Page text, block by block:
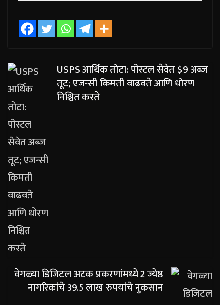
USPS आर्थिक तोटा: पोस्टल सेवेत $9 अब्ज
तूट; एजन्सी किमती वाढवते आणि धोरण
निश्चित करते
वेगळ्या डिजिटल अटक प्रकरणांमध्ये 2 ज्येष्ठ
नागरिकांचे 39.5 लाख रुपयांचे नुकसान